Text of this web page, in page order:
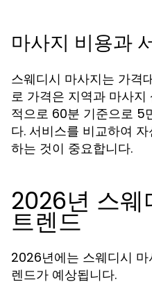
마사지 비용과
스웨디시 마사지는 가격
로 가격은 지역과 마사
적으로 60분 기준으로 5
다. 서비스를 비교하여
하는 것이 중요합니다.
2026년 스웨
트렌드
2026년에는 스웨디시
렌드가 예상됩니다.